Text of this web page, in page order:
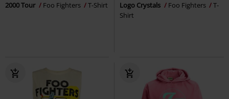
2000 Tour Foo Fighters T-Shirt Logo Crystals Foo Fighters
T-
Shirt